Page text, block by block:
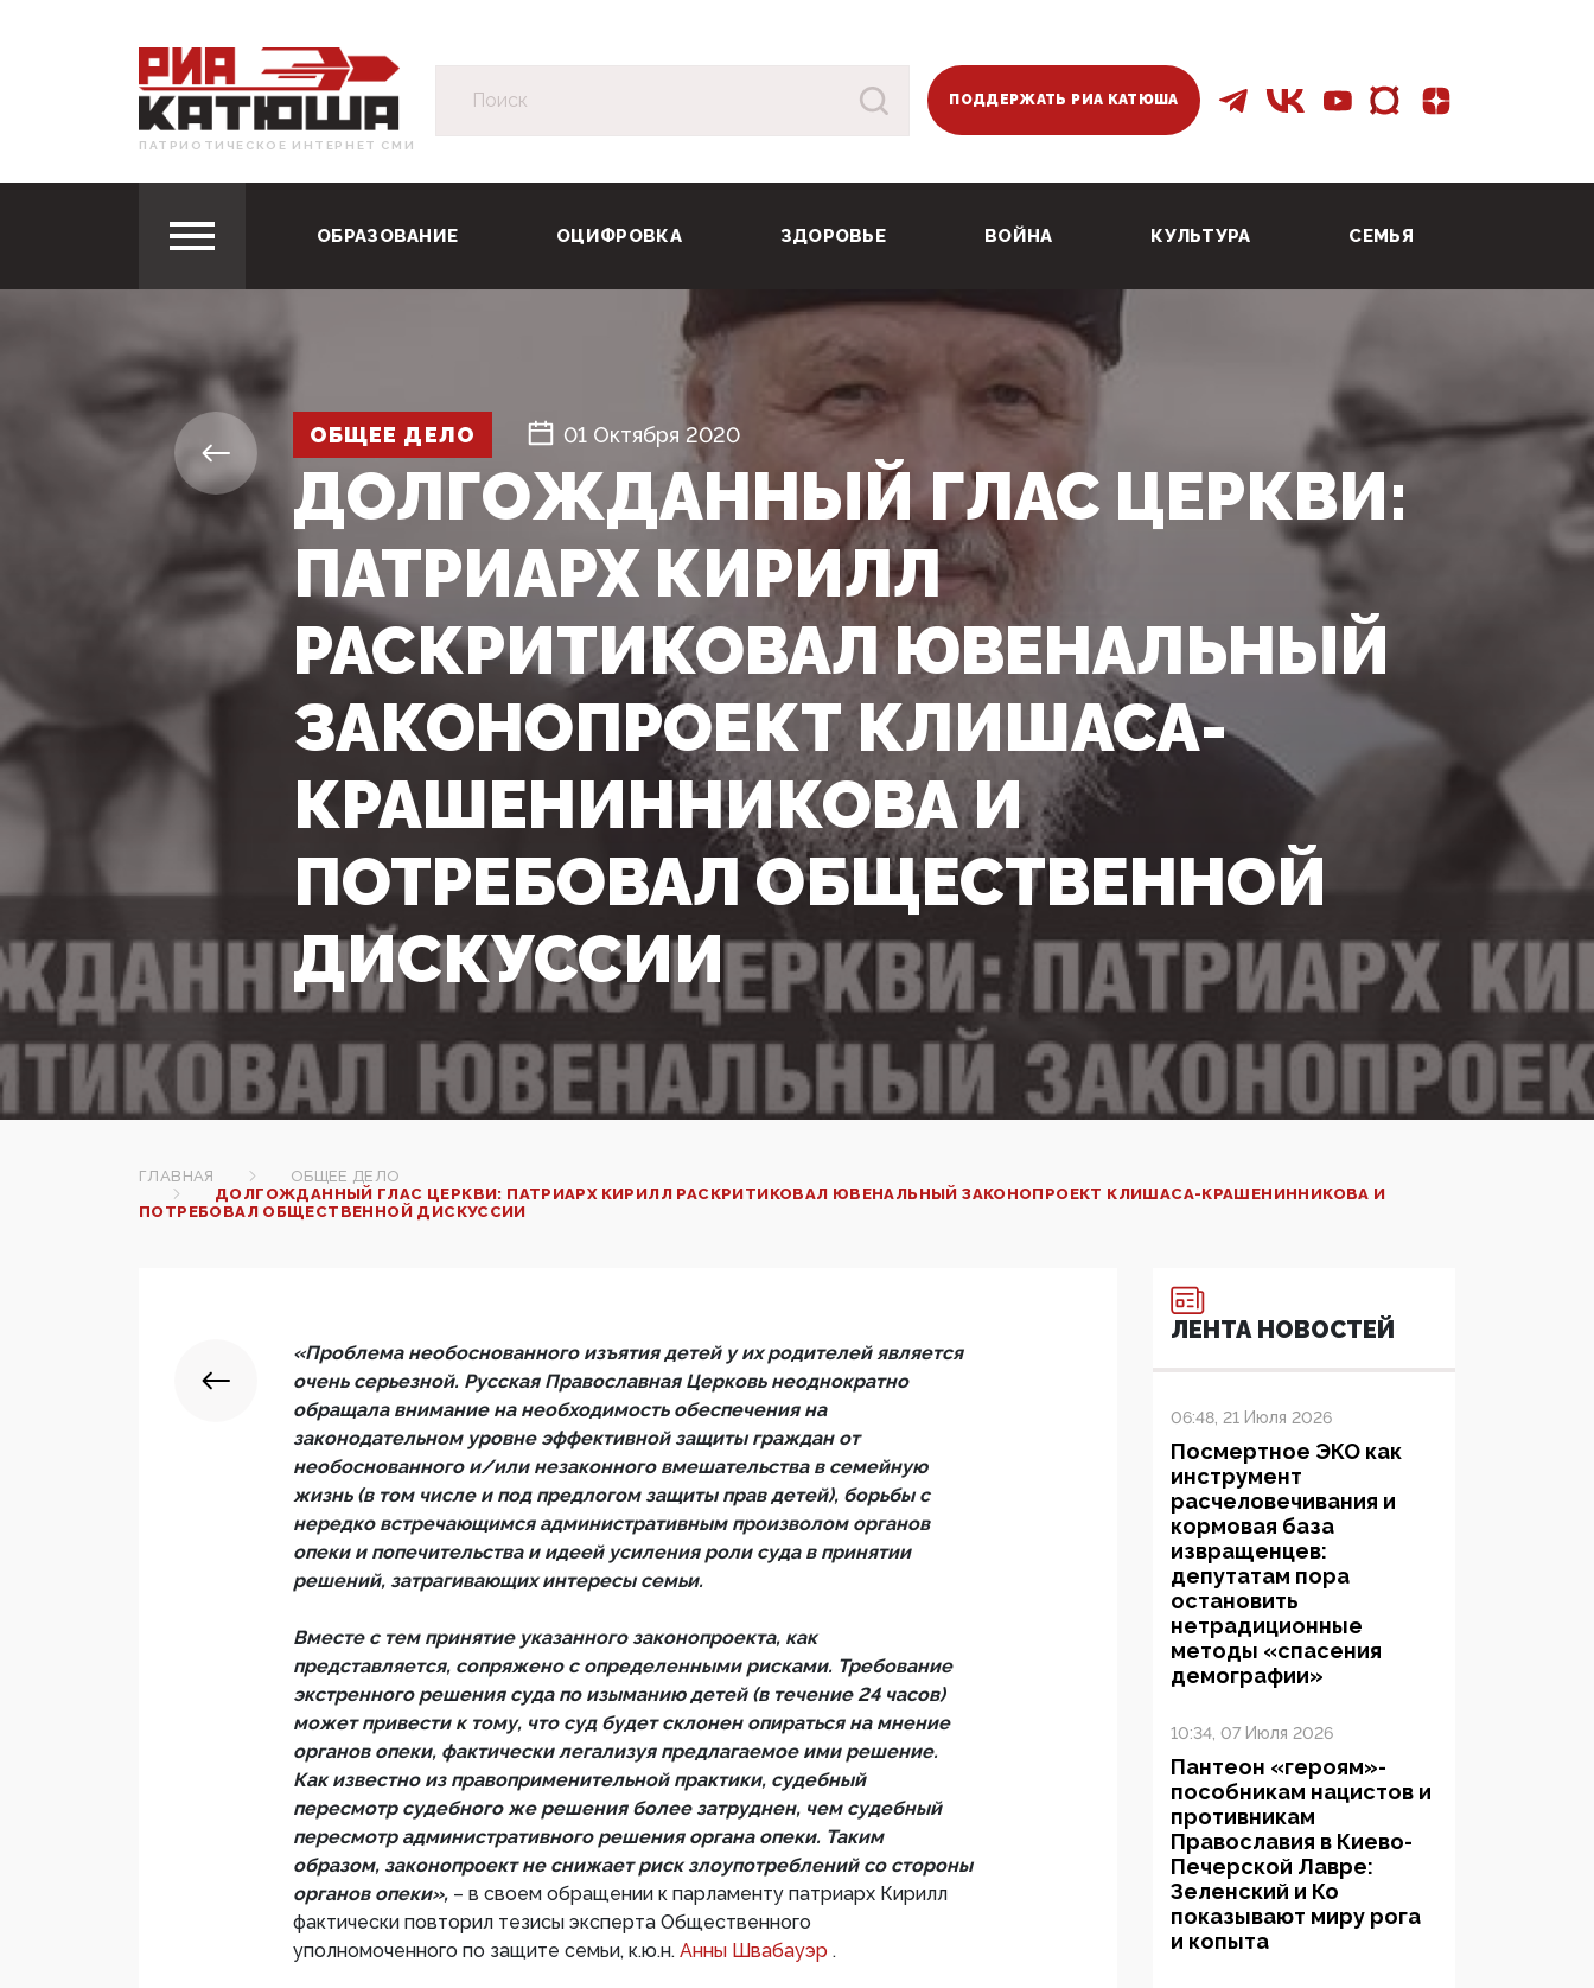
ПАТРИОТИЧЕСКОЕ ИНТЕРНЕТ СМИ
ПОДДЕРЖАТЬ РИА КАТЮША
ОБРАЗОВАНИЕ ОЦИФРОВКА ЗДОРОВЬЕ ВОЙНА КУЛЬТУРА СЕМЬЯ
ОБЩЕЕ ДЕЛО 01 Октября 2020
ДОЛГОЖДАННЫЙ ГЛАС ЦЕРКВИ:
ПАТРИАРХ КИРИЛЛ
РАСКРИТИКОВАЛ ЮВЕНАЛЬНЫЙ
ЗАКОНОПРОЕКТ КЛИШАСА-
КРАШЕНИННИКОВА И
ПОТРЕБОВАЛ ОБЩЕСТВЕННОЙ
ДИСКУССИИ
ГЛАВНАЯ
ОБЩЕЕ ДЕЛО
ДОЛГОЖДАННЫЙ ГЛАС ЦЕРКВИ: ПАТРИАРХ КИРИЛЛ РАСКРИТИКОВАЛ ЮВЕНАЛЬНЫЙ ЗАКОНОПРОЕКТ КЛИШАСА-КРАШЕНИННИКОВА И
ПОТРЕБОВАЛ ОБЩЕСТВЕННОЙ ДИСКУССИИ
«Проблема необоснованного изъятия детей у их родителей является
очень серьезной. Русская Православная Церковь неоднократно
обращала внимание на необходимость обеспечения на
законодательном уровне эффективной защиты граждан от
необоснованного и/или незаконного вмешательства в семейную
жизнь (в том числе и под предлогом защиты прав детей), борьбы с
нередко встречающимся административным произволом органов
опеки и попечительства и идеей усиления роли суда в принятии
решений, затрагивающих интересы семьи.
Вместе с тем принятие указанного законопроекта, как
представляется, сопряжено с определенными рисками. Требование
экстренного решения суда по изыманию детей (в течение 24 часов)
может привести к тому, что суд будет склонен опираться на мнение
органов опеки, фактически легализуя предлагаемое ими решение.
Как известно из правоприменительной практики, судебный
пересмотр судебного же решения более затруднен, чем судебный
пересмотр административного решения органа опеки. Таким
образом, законопроект не снижает риск злоупотреблений со стороны
органов опеки», – в своем обращении к парламенту патриарх Кирилл
фактически повторил тезисы эксперта Общественного
уполномоченного по защите семьи, к.ю.н. Анны Швабауэр .
ЛЕНТА НОВОСТЕЙ
06:48, 21 Июля 2026
Посмертное ЭКО как
инструмент
расчеловечивания и
кормовая база
извращенцев:
депутатам пора
остановить
нетрадиционные
методы «спасения
демографии»
10:34, 07 Июля 2026
Пантеон «героям»-
пособникам нацистов и
противникам
Православия в Киево-
Печерской Лавре:
Зеленский и Ко
показывают миру рога
и копыта